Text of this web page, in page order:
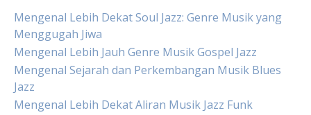
Mengenal Lebih Dekat Soul Jazz: Genre Musik yang
Menggugah Jiwa
Mengenal Lebih Jauh Genre Musik Gospel Jazz
Mengenal Sejarah dan Perkembangan Musik Blues
Jazz
Mengenal Lebih Dekat Aliran Musik Jazz Funk